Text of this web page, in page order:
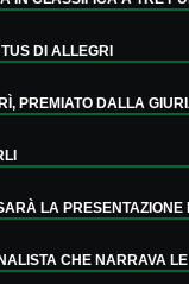
DI ALLEGRI
PREMIATO DALLA
LA PRESENTAZIONE
CHE NARRAVA